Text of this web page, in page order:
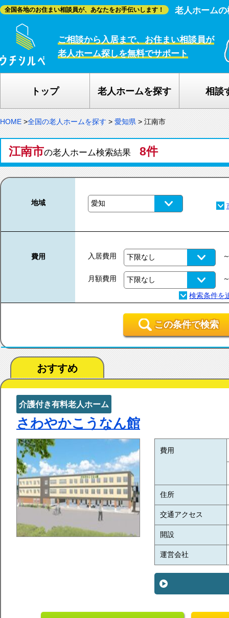
全国各地のお住まい相談員が、あなたをお手伝いします！ 老人ホーム
ご相談から入居まで、お住まい相談員が
老人ホーム探しを無料でサポート
トップ 老人ホームを探す 相談
HOME >全国の老人ホームを探す > 愛知県 > 江南市
江南市の老人ホーム検索結果 8件
地域
費用 入居費用
月額費用
この条件で検索
おすすめ
介護付き有料老人ホーム
さわやかこうなん館
費用
住所
交通アクセス
開設
運営会社